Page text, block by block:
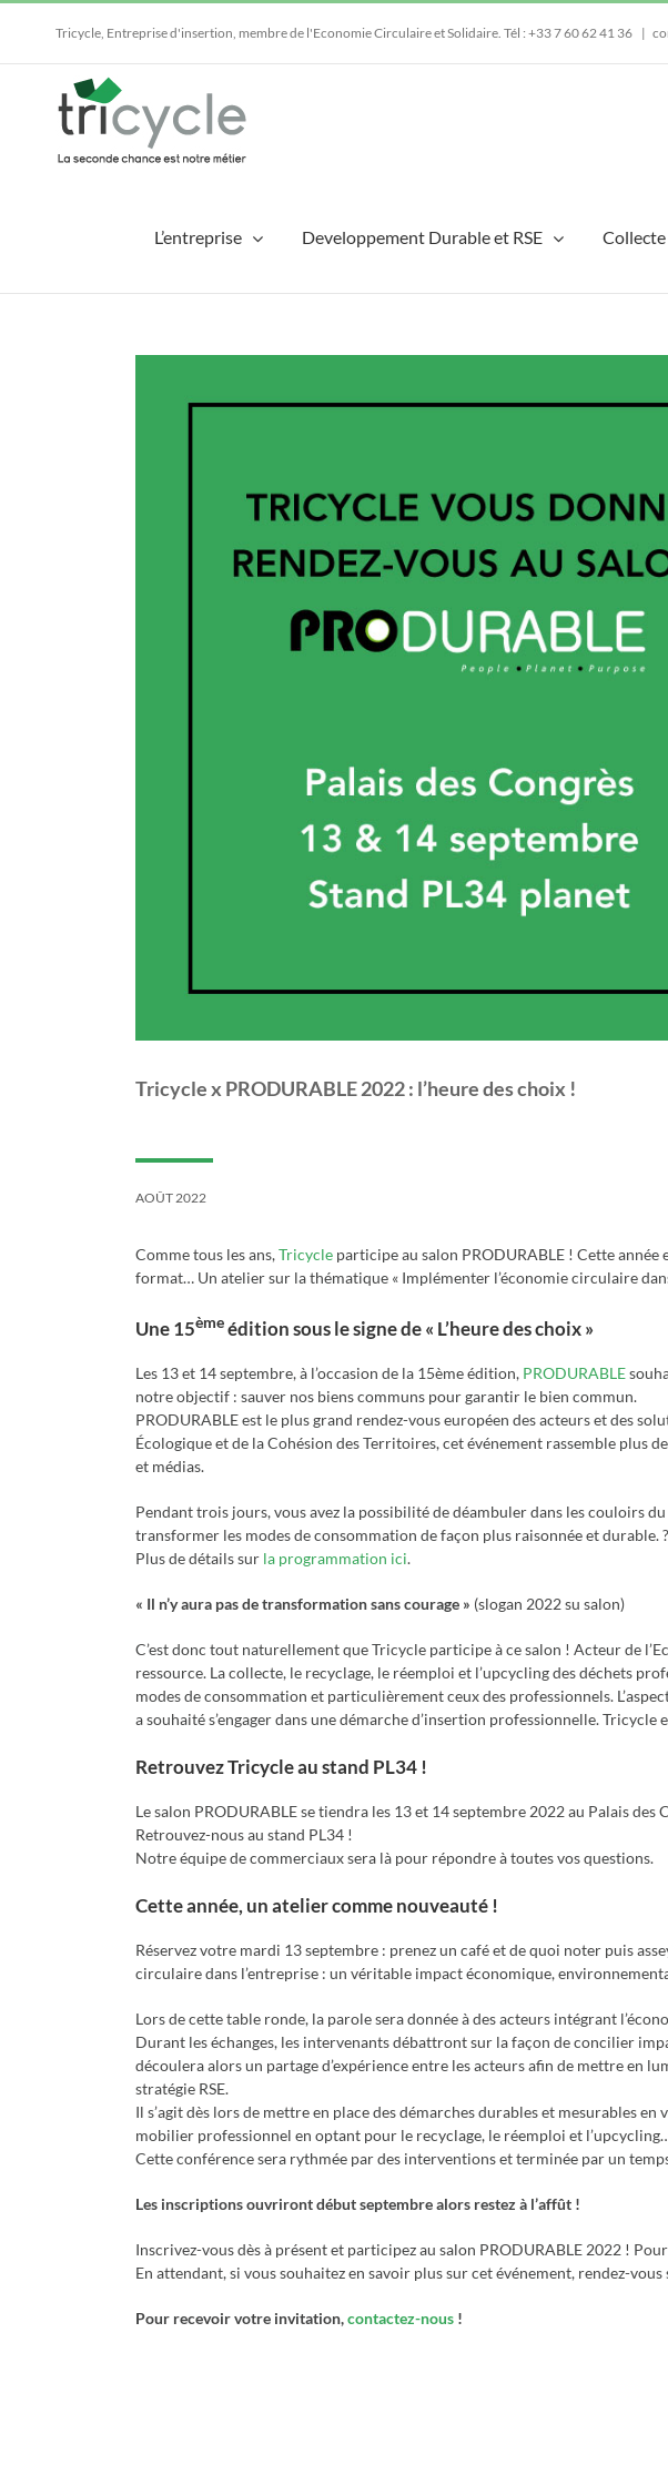
Tricycle, Entreprise d'insertion, membre de l'Economie Circulaire et Solidaire. Tél : +33 7 60 62 41 36 |
L’entreprise Developpement Durable et RSE Collecte
agrandie
Tricycle x PRODURABLE 2022 : l’heure des choix !
AOÛT 2022
Comme tous les ans,Tricycle participe au salon PRODURABLE ! Cette
format… Un atelier sur la thématique « Implémenter l’économie circulaire
Une 15èmeédition sous le signe de « L’heure des choix »
Les 13 et 14 septembre, à l’occasion de la 15ème édition, PRODURABLE
notre objectif : sauver nos biens communs pour garantir le bien commun.
PRODURABLE est le plus grand rendez-vous européen des acteurs et des
Écologique et de la Cohésion des Territoires, cet événement rassemble
et médias.
Pendant trois jours, vous avez la possibilité de déambuler dans les couloirs
transformer les modes de consommation de façon plus raisonnée et durable.
Plus de détails sur la programmation ici.
« Il n’y aura pas de transformation sans courage » (slogan 2022 su salon)
C’est donc tout naturellement que Tricycle participe à ce salon ! Acteur de
ressource. La collecte, le recyclage, le réemploi et l’upcycling des déchets
modes de consommation et particulièrement ceux des professionnels.
a souhaité s’engager dans une démarche d’insertion professionnelle.
Retrouvez Tricycle au stand PL34 !
Le salon PRODURABLE se tiendra les 13 et 14 septembre 2022 au Palais des
Retrouvez-nous au stand PL34 !
Notre équipe de commerciaux sera là pour répondre à toutes vos questions.
Cette année, un atelier comme nouveauté !
Réservez votre mardi 13 septembre : prenez un café et de quoi noter puis
circulaire dans l’entreprise : un véritable impact économique,
Lors de cette table ronde, la parole sera donnée à des acteurs intégrant
Durant les échanges, les intervenants débattront sur la façon de concilier
découlera alors un partage d’expérience entre les acteurs afin de mettre en
stratégie RSE.
Il s’agit dès lors de mettre en place des démarches durables et mesurables
mobilier professionnel en optant pour le recyclage, le réemploi et
Cette conférence sera rythmée par des interventions et terminée par un
Les inscriptions ouvriront début septembre alors restez à l’affût !
Inscrivez-vous dès à présent et participez au salon PRODURABLE 2022 !
En attendant, si vous souhaitez en savoir plus sur cet événement, rendez-
Pour recevoir votre invitation,contactez-nous !